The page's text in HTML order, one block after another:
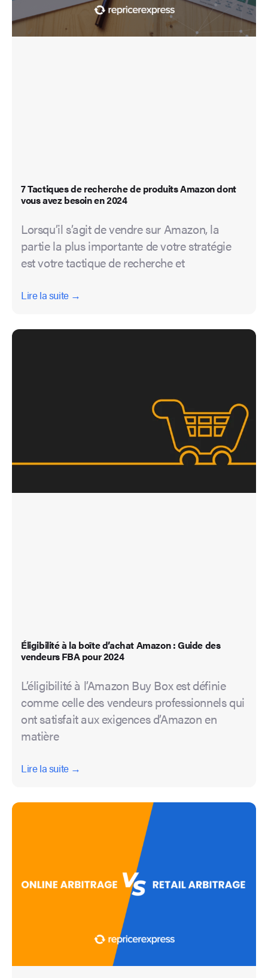
7 Tactiques de recherche de produits Amazon dont
vous avez besoin en 2024
Lorsqu’il s’agit de vendre sur Amazon, la
partie la plus importante de votre stratégie
est votre tactique de recherche et
Lire la suite →
Éligibilité à la boîte d’achat Amazon : Guide des
vendeurs FBA pour 2024
L’éligibilité à l’Amazon Buy Box est définie
comme celle des vendeurs professionnels qui
ont satisfait aux exigences d’Amazon en
matière
Lire la suite →